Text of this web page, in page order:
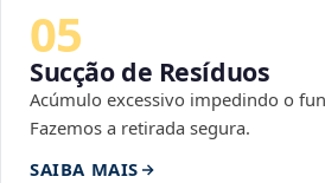
05
Sucção de Resíduos
Acúmulo excessivo impedindo o
Fazemos a retirada segura.
SAIBA MAIS